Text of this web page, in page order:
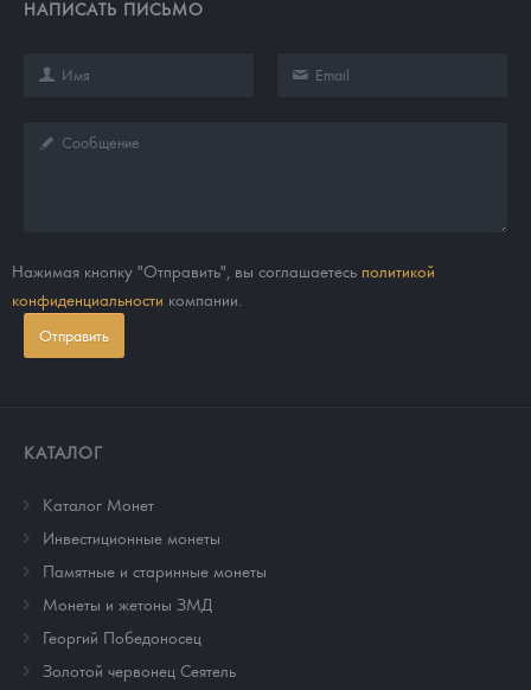
НАПИСАТЬ ПИСЬМО
Нажимая кнопку "Отправить", вы соглашаетесь политикой
конфиденциальности компании.
Отправить
КАТАЛОГ
Каталог Монет
Инвестиционные монеты
Памятные и старинные монеты
Монеты и жетоны ЗМД
Георгий Победоносец
Золотой червонец Сеятель